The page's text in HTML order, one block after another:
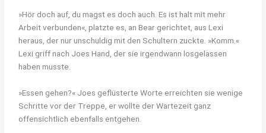
»Hör doch auf, du magst es doch auch. Es ist halt mit mehr
Arbeit verbunden«, platzte es, an Bear gerichtet, aus Lexi
heraus, der nur unschuldig mit den Schultern zuckte. »Komm.«
Lexi griff nach Joes Hand, der sie irgendwann losgelassen
haben musste.
»Essen gehen?« Joes geflüsterte Worte erreichten sie wenige
Schritte vor der Treppe, er wollte der Wartezeit ganz
offensichtlich ebenfalls entgehen.